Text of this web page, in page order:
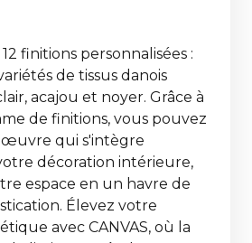
finitions personnalisées :
de tissus danois
acajou et noyer. Grâce à
de finitions, vous pouvez
qui s'intègre
décoration intérieure,
espace en un havre de
Élevez votre
avec CANVAS, où la